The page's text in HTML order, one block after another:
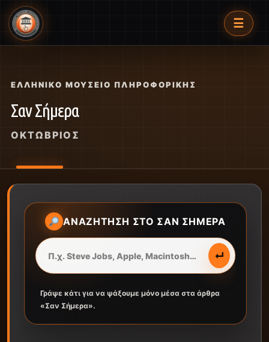
☰
ΕΛΛΗΝΙΚΌ ΜΟΥΣΕΊΟ ΠΛΗΡΟΦΟΡΙΚΉΣ
Σαν Σήμερα
ΟΚΤΏΒΡΙΟΣ
ΑΝΑΖΉΤΗΣΗ ΣΤΟ ΣΑΝ ΣΉΜΕΡΑ
↵
Γράψε κάτι για να ψάξουμε μόνο μέσα στα άρθρα
«Σαν Σήμερα».